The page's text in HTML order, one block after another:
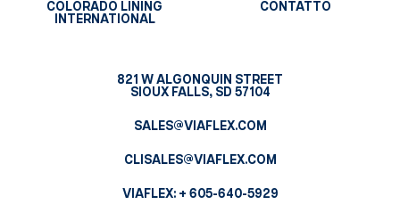
COLORADO LINING
INTERNATIONAL
CONTATTO
821 W ALGONQUIN STREET
SIOUX FALLS, SD 57104
SALES@VIAFLEX.COM
CLISALES@VIAFLEX.COM
VIAFLEX: + 605-640-5929